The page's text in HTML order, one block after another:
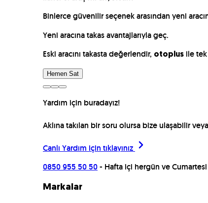
Araçları İncele
Yardım için buradayız!
Aklına takılan bir soru olursa bize ulaşabilir
Canlı Yardım için tıklayınız
0850 955 50 50- Hafta içi hergün ve
Markalar